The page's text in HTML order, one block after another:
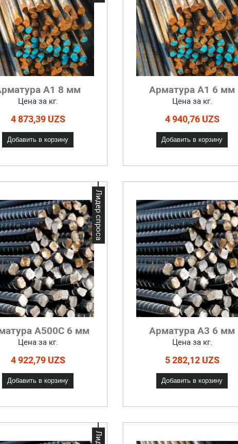
А1 8 мм
Цена за кг.
4 873,39 UZS
Добавить в корзину
Арматура А1 6 мм
Цена за кг.
4 940,76 UZS
Добавить в корзину
А500С 6 мм
Цена за кг.
4 922,79 UZS
Добавить в корзину
Лидер спроса
Арматура А3 6 мм
Цена за кг.
5 282,12 UZS
Добавить в корзину